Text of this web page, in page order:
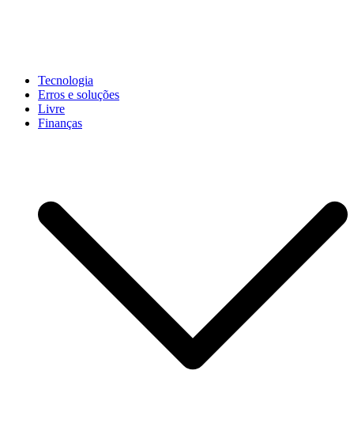
John-Henrique
Distribuindo conteúdo útil
Tecnologia
Erros e soluções
Livre
Finanças